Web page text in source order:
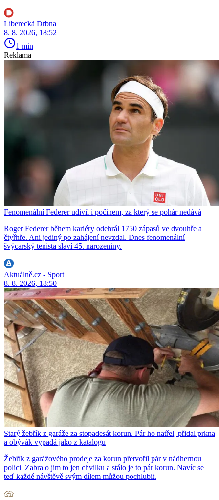
Liberecká Drbna
8. 8. 2026, 18:52
1 min
Reklama
Fenomenální Federer udivil i počinem, za který se pohár nedává
Roger Federer během kariéry odehrál 1750 zápasů ve dvouhře a
čtyřhře. Ani jediný po zahájení nevzdal. Dnes fenomenální
švýcarský tenista slaví 45. narozeniny.
Aktuálně.cz - Sport
8. 8. 2026, 18:50
Starý žebřík z garáže za stopadesát korun. Pár ho natřel, přidal prkna
a obývák vypadá jako z katalogu
Žebřík z garážového prodeje za korun přetvořil pár v nádhernou
polici. Zabralo jim to jen chvilku a stálo je to pár korun. Navíc se
teď každé návštěvě svým dílem můžou pochlubit.